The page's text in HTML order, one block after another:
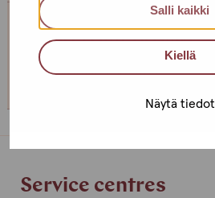
Salli kaikki
Kiellä
Näytä tiedot
Service centre Helsinki
+358 (0)40 650 3705
Service centres